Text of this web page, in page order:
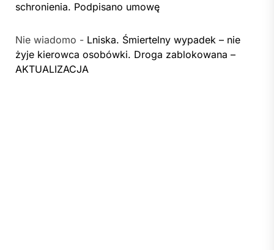
schronienia. Podpisano umowę
Nie wiadomo - Lniska. Śmiertelny wypadek – nie
żyje kierowca osobówki. Droga zablokowana –
AKTUALIZACJA